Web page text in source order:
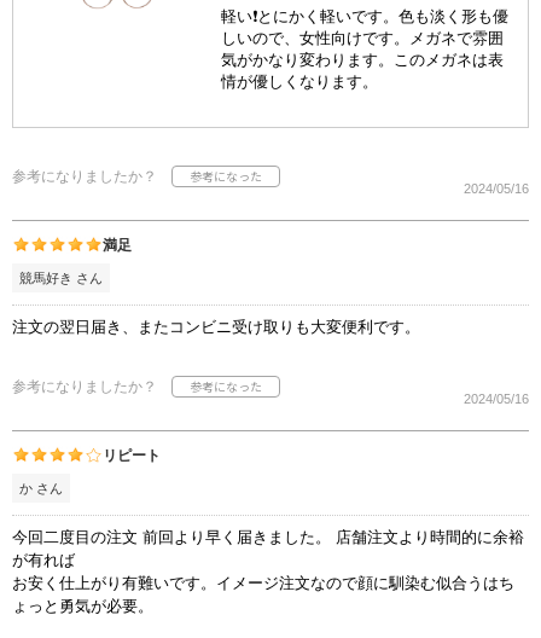
軽い❗️とにかく軽いです。色も淡く形も優
しいので、女性向けです。メガネで雰囲
気がかなり変わります。このメガネは表
情が優しくなります。
参考になりましたか？
2024/05/16
満足
競馬好き さん
注文の翌日届き、またコンビニ受け取りも大変便利です。
参考になりましたか？
2024/05/16
リピート
か さん
今回二度目の注文 前回より早く届きました。 店舗注文より時間的に余裕
が有れば
お安く仕上がり有難いです。イメージ注文なので顔に馴染む似合うはち
ょっと勇気が必要。